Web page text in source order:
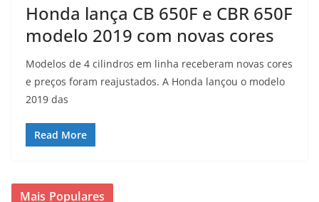
Honda lança CB 650F e CBR 650F
modelo 2019 com novas cores
Modelos de 4 cilindros em linha receberam novas cores
e preços foram reajustados. A Honda lançou o modelo
2019 das
Read More
Mais Populares